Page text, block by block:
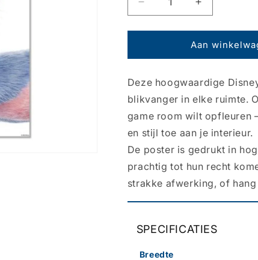
Aantal
verlagen
voor
Disney
Stitch
-
Action
Face
61x91,5cm
Aantal
verhogen
voor
Poster
Disney
Stitch
-
Action
Face
61x91,5cm
Aan
Deze hoogwaardige
blikvanger in elke ruimte.
game room wilt opfleuren
en stijl toe aan je interieur.
De poster is gedrukt in
prachtig tot hun recht
strakke afwerking, of
SPECIFICATIES
Breedte